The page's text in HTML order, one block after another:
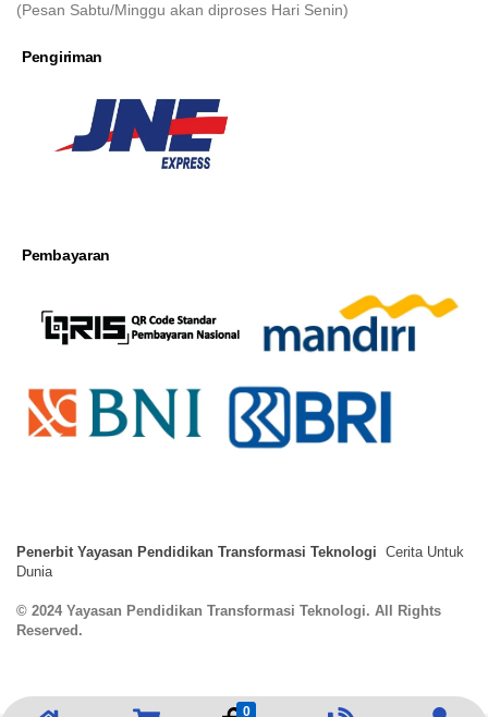
(Pesan Sabtu/Minggu akan diproses Hari Senin)
Pengiriman
Pembayaran
Penerbit Yayasan Pendidikan Transformasi Teknologi Cerita Untuk
Dunia
© 2024 Yayasan Pendidikan Transformasi Teknologi. All Rights
Reserved.
0